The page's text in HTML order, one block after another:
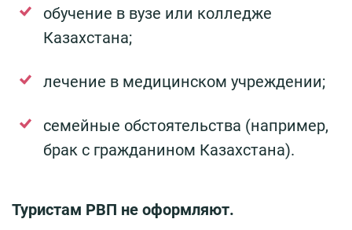
обучение в вузе или колледже
Казахстана;
лечение в медицинском учреждении;
семейные обстоятельства (например,
брак с гражданином Казахстана).
Туристам РВП не оформляют.